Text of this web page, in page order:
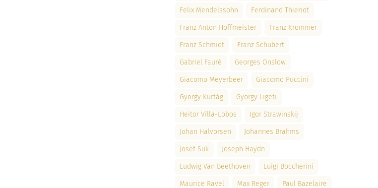
Felix Mendelssohn Ferdinand Thieriot
Franz Anton Hoffmeister Franz Krommer
Franz Schmidt Franz Schubert
Gabriel Fauré Georges Onslow
Giacomo Meyerbeer Giacomo Puccini
György Kurtág György Ligeti
Heitor Villa-Lobos Igor Strawinskij
Johan Halvorsen Johannes Brahms
Josef Suk Joseph Haydn
Ludwig Van Beethoven Luigi Boccherini
Maurice Ravel Max Reger Paul Bazelaire